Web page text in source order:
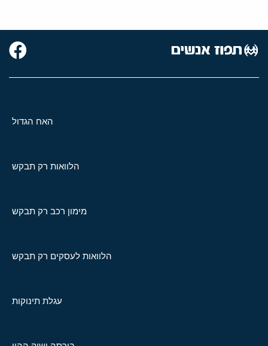
האח הגדול
הלוואות רק תבקש
מימון רכב רק תבקש
הלוואות לעסקים רק תבקש
עגלת תינוקות